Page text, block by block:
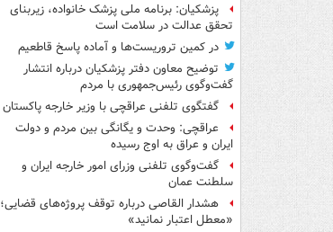
پزشکیان: برنامه ملی پزشک خانواده، زیربنای
تحقق عدالت در سلامت است
در کمین تروریست‌ها و آماده پاسخ قاطعیم
توضیح معاون دفتر پزشکیان درباره انتشار
گفت‌وگوی رئیس‌جمهوری با مردم
گفتگوی تلفنی عراقچی با وزیر خارجه پاکستان
عراقچی: وحدت و یگانگی بین مردم و دولت
ایران و عراق به اوج رسیده
گفت‌وگوی تلفنی وزرای امور خارجه ایران و
سلطنت عمان
هشدار القاصی درباره توقف پروژه‌های قضایی؛
«معطل اعتبار نمانید»